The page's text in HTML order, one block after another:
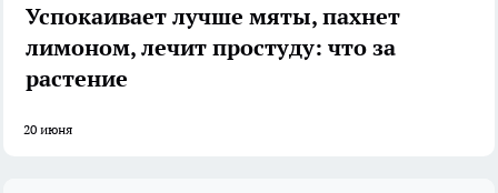
Успокаивает лучше мяты, пахнет
лимоном, лечит простуду: что за
растение
20 июня